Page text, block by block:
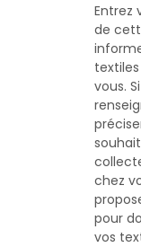
Entrez
de
vous.
chez
pour
vos